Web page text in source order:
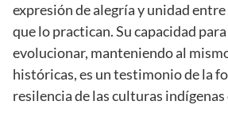
expresión de alegría y unidad
que lo practican. Su capacidad
evolucionar, manteniendo al
históricas, es un testimonio de la
resilencia de las culturas